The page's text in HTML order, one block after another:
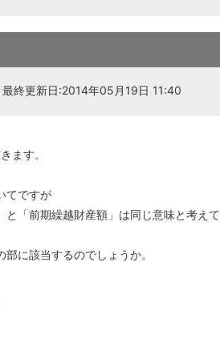
最終更新日:2014年05月19日 11:40
ます。
てですが
と「前期繰越財産額」は同じ意味と考え
部に該当するのでしょうか。